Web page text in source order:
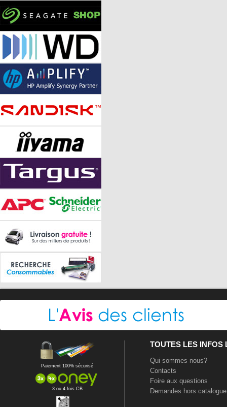
Paiement 100% sécurisé
3 ou 4 fois CB
TOUTES LES INFOS
Qui sommes nous?
Contacts
Foire aux questions
Demandes hors catalogue